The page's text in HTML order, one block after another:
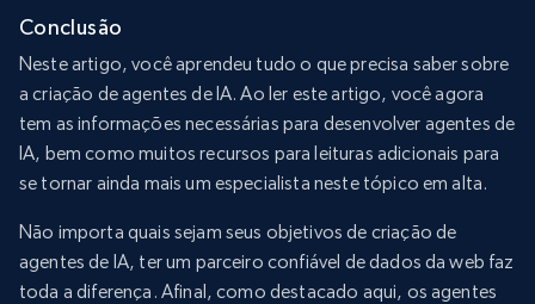
Conclusão
Neste artigo, você aprendeu tudo o que precisa saber sobre
a criação de agentes de IA. Ao ler este artigo, você agora
tem as informações necessárias para desenvolver agentes de
IA, bem como muitos recursos para leituras adicionais para
se tornar ainda mais um especialista neste tópico em alta.
Não importa quais sejam seus objetivos de criação de
agentes de IA, ter um parceiro confiável de dados da web faz
toda a diferença. Afinal, como destacado aqui, os agentes